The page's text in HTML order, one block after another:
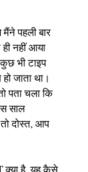
पहली बार
नहीं आया
भी टाइप
जाता था।
पता चला कि
साल
दोस्त, आप